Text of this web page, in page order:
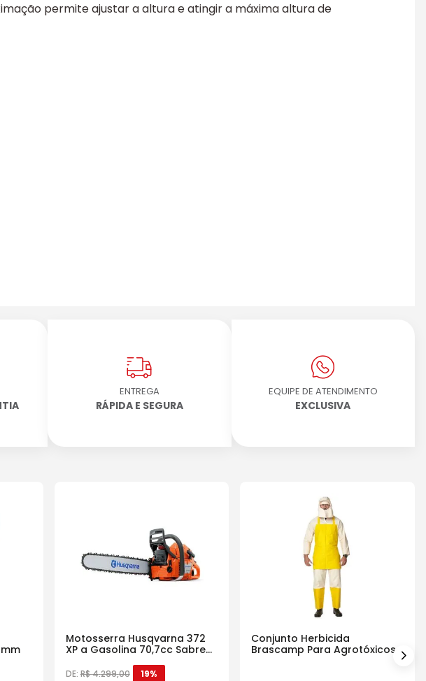
permite ajustar a altura e atingir a máxima altura de
ENTREGA
RÁPIDA E SEGURA
EQUIPE DE ATENDIMENTO
EXCLUSIVA
Motosserra Husqvarna 372
XP a Gasolina 70,7cc Sabre
DE:R$4.299,00 19%
Conjunto Herbicida
Brascamp Para Agrotóxicos
30 Lavagens